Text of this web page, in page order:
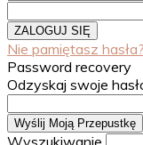
Nie pamiętasz hasła?
Password recovery
Odzyskaj swoje
Wyszukiwanie